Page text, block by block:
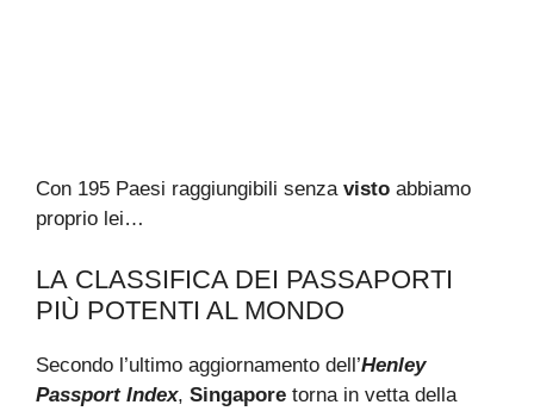
Con 195 Paesi raggiungibili senza visto abbiamo
proprio lei…
LA CLASSIFICA DEI PASSAPORTI
PIÙ POTENTI AL MONDO
Secondo l’ultimo aggiornamento dell’Henley
Passport Index, Singapore torna in vetta della